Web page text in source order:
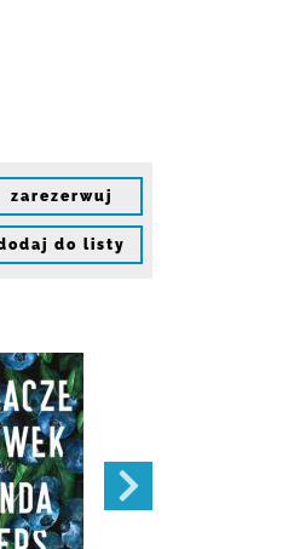
zarezerwuj
do listy